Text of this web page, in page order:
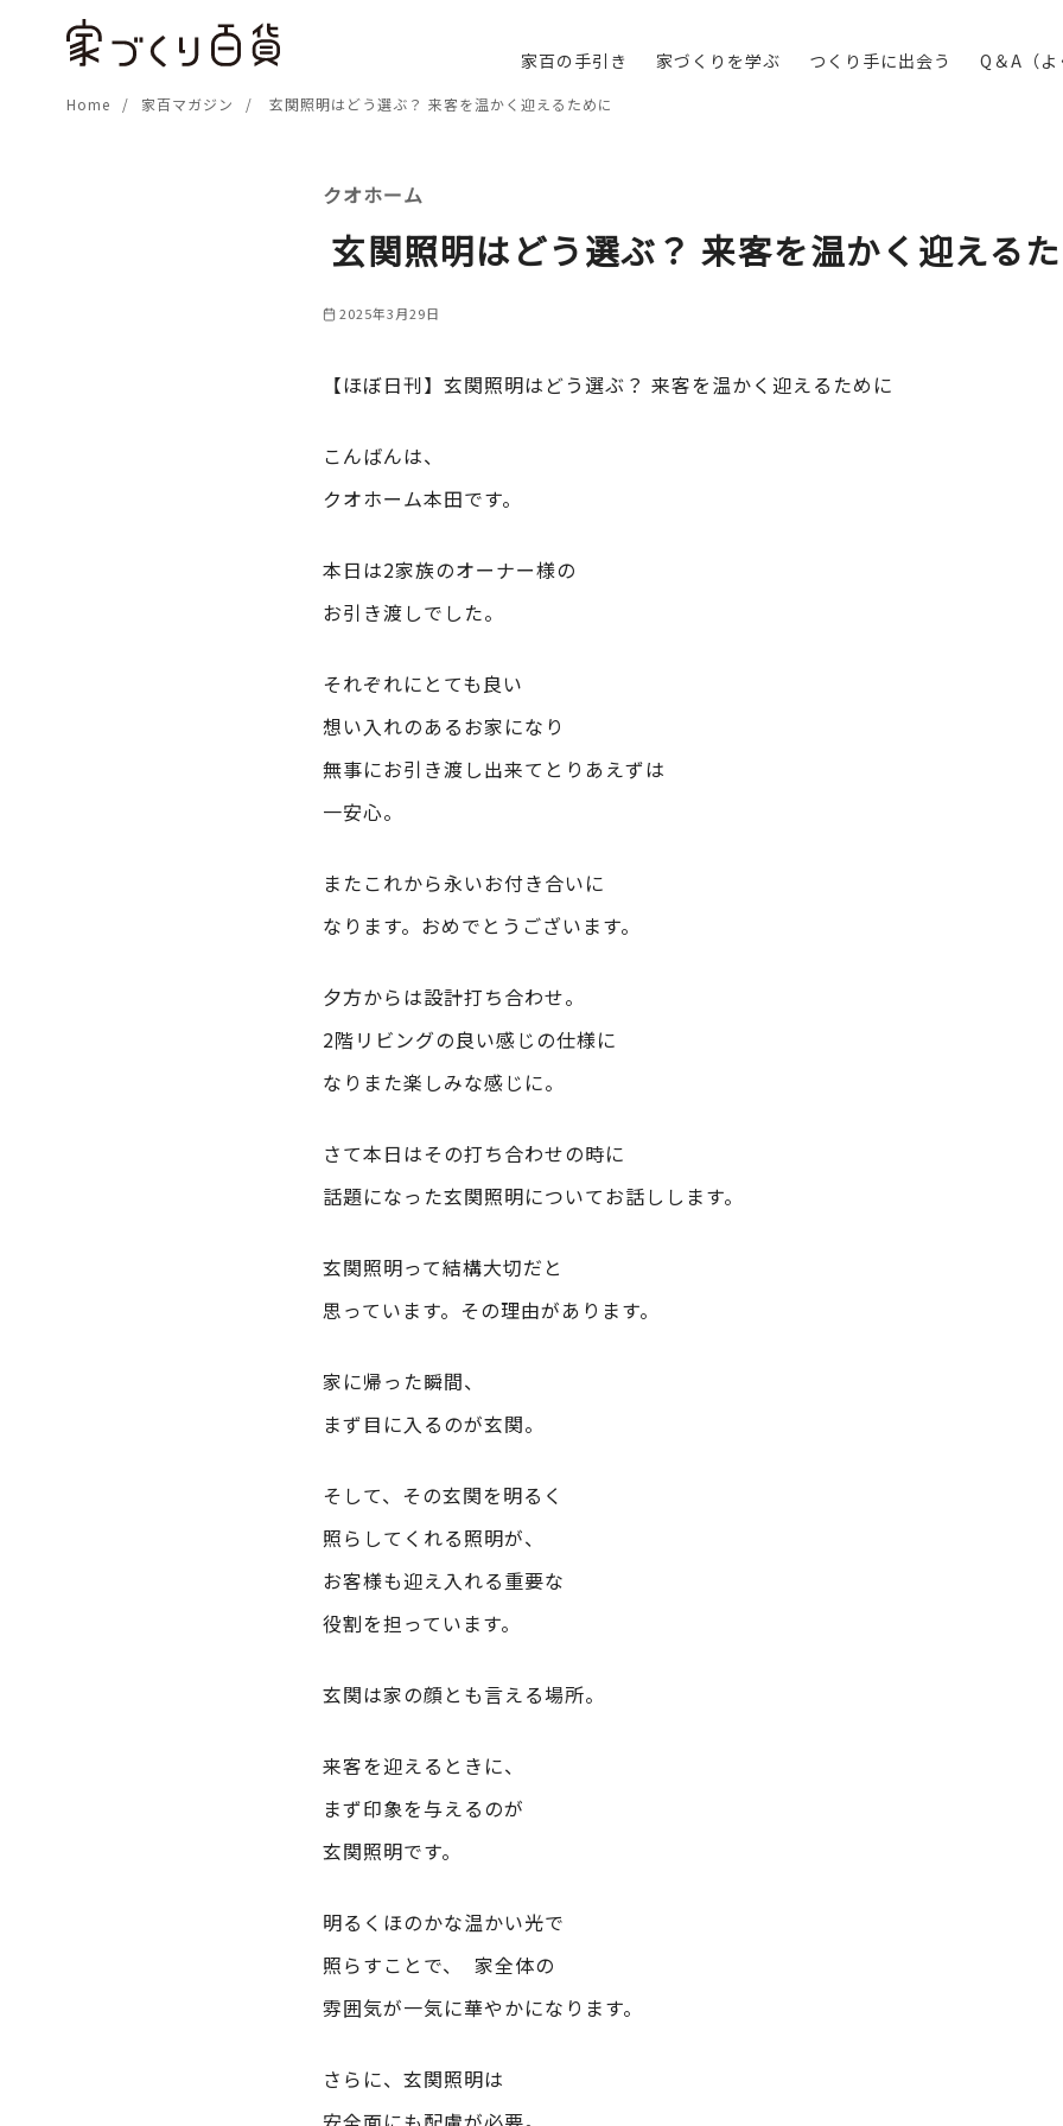
家百の手引き 家づくりを学ぶ つくり手に出会う Q＆A（よ
Home 家百マガジン 玄関照明はどう選ぶ？ 来客を温かく迎えるために
クオホーム
玄関照明はどう選ぶ？ 来客を温かく迎える
2025年3月29日
【ほぼ日刊】玄関照明はどう選ぶ？ 来客を温かく迎えるために
こんばんは、
クオホーム本田です。
本日は2家族のオーナー様の
お引き渡しでした。
それぞれにとても良い
想い入れのあるお家になり
無事にお引き渡し出来てとりあえずは
一安心。
またこれから永いお付き合いに
なります。おめでとうございます。
夕方からは設計打ち合わせ。
2階リビングの良い感じの仕様に
なりまた楽しみな感じに。
さて本日はその打ち合わせの時に
話題になった玄関照明についてお話しします。
玄関照明って結構大切だと
思っています。その理由があります。
家に帰った瞬間、
まず目に入るのが玄関。
そして、その玄関を明るく
照らしてくれる照明が、
お客様も迎え入れる重要な
役割を担っています。
玄関は家の顔とも言える場所。
来客を迎えるときに、
まず印象を与えるのが
玄関照明です。
明るくほのかな温かい光で
照らすことで、 家全体の
雰囲気が一気に華やかになります。
さらに、玄関照明は